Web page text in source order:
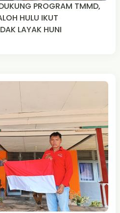
PROGRAM TMMD,
HULU IKUT
LAYAK HUNI